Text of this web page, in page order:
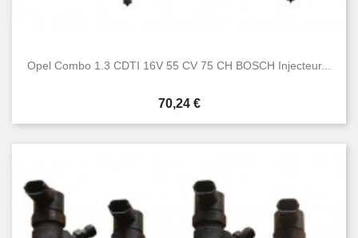
Opel Combo 1.3 CDTI 16V 55 CV 75 CH BOSCH Injecteur...
Prix
70,24 €